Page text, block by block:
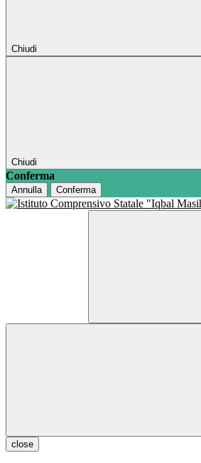
Chiudi
Chiudi
Conferma
Annulla Conferma
close